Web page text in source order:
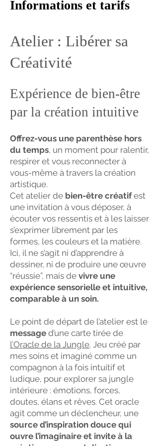
Informations et tarifs
Atelier : Libérer sa
Créativité
Expérience de bien-être
par la création intuitive
Offrez-vous une parenthèse hors
du temps, un moment pour ralentir,
respirer et vous reconnecter à
vous-même à travers la création
artistique.
Cet atelier de bien-être créatifest
une invitation à vous déposer, à
écouter vos ressentis et à les laisser
s’exprimer librement par les
formes, les couleurs et la matière.
Ici, il ne s’agit ni d’apprendre à
dessiner, ni de produire une œuvre
“réussie”, mais de vivre une
expérience sensorielle et intuitive,
comparable à un soin.
Le point de départ de l’atelier est le
message d’une carte tirée de
l’Oracle de la Jungle. Jeu créé par
mes soins et imaginé comme un
compagnon à la fois intuitif et
ludique, pour explorer sa jungle
intérieure : émotions, forces,
doutes, élans et rêves. Cet oracle
agit comme un déclencheur, une
source d’inspiration douce qui
ouvre l’imaginaire et invite à la